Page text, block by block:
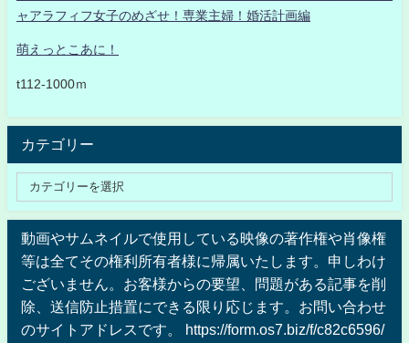
ャアラフィフ女子のめざせ！専業主婦！婚活計画編
萌えっとこあに！
t112-1000ｍ
カテゴリー
動画やサムネイルで使用している映像の著作権や肖像権
等は全てその権利所有者様に帰属いたします。申しわけ
ございません。お客様からの要望、問題がある記事を削
除、送信防止措置にできる限り応じます。お問い合わせ
のサイトアドレスです。 https://form.os7.biz/f/c82c6596/